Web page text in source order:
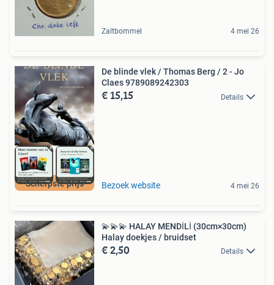
Zaltbommel 4 mei 26
Scherpste prijs
De blinde vlek / Thomas Berg / 2 - Jo
Claes 9789089242303
€ 15,15 Details
Bezoek website 4 mei 26
💫💫💫 HALAY MENDİLİ (30cm×30cm)
Halay doekjes / bruidset
€ 2,50 Details